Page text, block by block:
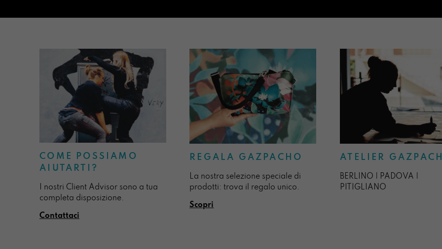
COME POSSIAMO
AIUTARTI?
I nostri Client Advisor sono a tua
completa disposizione.
Contattaci
REGALA GAZPACHO
La nostra selezione speciale di
prodotti: trova il regalo unico.
Scopri
ATELIER
BERLINO | PADOVA |
PITIGLIANO